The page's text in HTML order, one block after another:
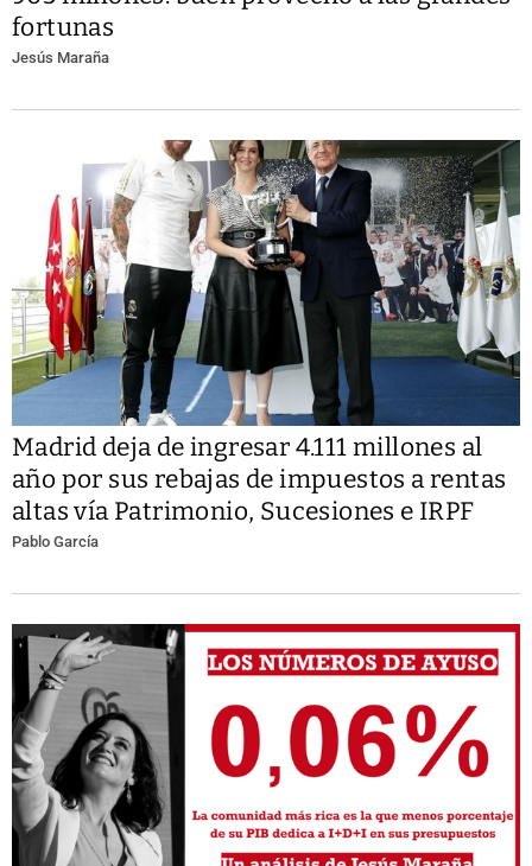
fortunas
Jesús Maraña
Madrid deja de ingresar 4.111 millones al
año por sus rebajas de impuestos a rentas
altas vía Patrimonio, Sucesiones e IRPF
Pablo García